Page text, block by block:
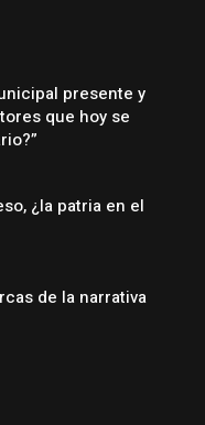
presente y
que hoy se
¿la patria en el
de la narrativa